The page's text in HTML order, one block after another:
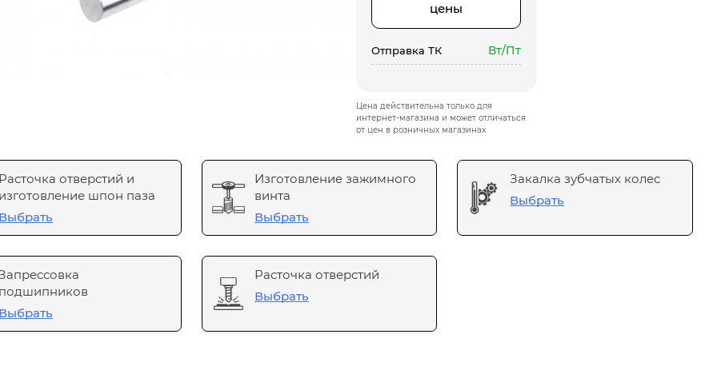
цены
Отправка ТК Вт/Пт
Цена действительна только для
интернет-магазина и может отличаться
от цен в розничных магазинах
отверстий и
шпон паза
Изготовление зажимного
винта
Выбрать
Закалка зубчатых колес
Выбрать
Расточка отверстий
Выбрать